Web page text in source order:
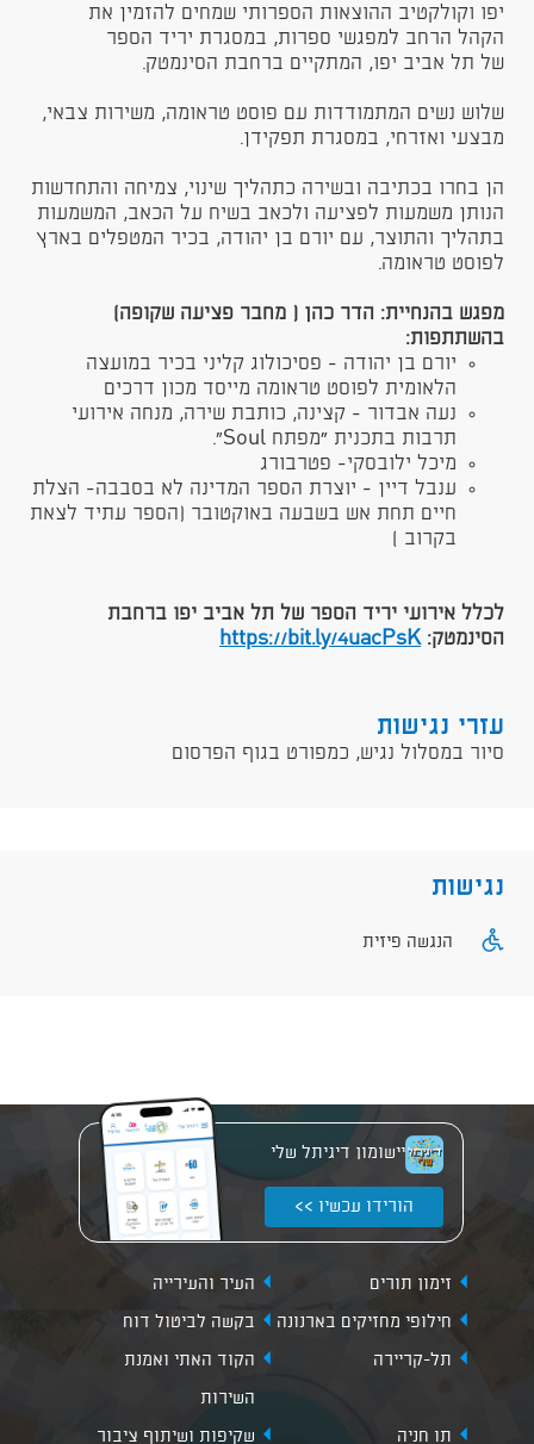
יפו וקולקטיב ההוצאות הספרותי שמחים להזמין את
הקהל הרחב למפגשי ספרות, במסגרת יריד הספר
של תל אביב יפו, המתקיים ברחבת הסינמטק.​
שלוש נשים המתמודדות עם פוסט טראומה, משירות צבאי,
מבצעי ואזרחי, במסגרת תפקידן.
הן בחרו בכתיבה ובשירה כתהליך שינוי, צמיחה והתחדשות
הנותן משמעות לפציעה ולכאב בשיח על הכאב, המשמעות
בתהליך והתוצר, עם יורם בן יהודה, בכיר המטפלים בארץ
לפוסט טראומה.
מפגש בהנחיית: הדר כהן ( מחבר פציעה שקופה)
בהשתתפות:
יורם בן יהודה - פסיכולוג קליני בכיר במועצה
הלאומית לפוסט טראומה מייסד מכון דרכים
נעה אבדור - קצינה, כותבת שירה, מנחה אירועי
תרבות בתכנית ״מפתח Soul".
מיכל ילובסקי- פטרבורג
ענבל דיין - יוצרת הספר המדינה לא בסבבה- הצלת
חיים תחת אש בשבעה באוקטובר (הספר עתיד לצאת
בקרוב )​
לכלל אירועי יריד הספר של תל אביב יפו ברחבת
הסינמטק:https://bit.ly/4uacPsK​
עזרי נגישות
סיור במסלול נגיש, כמפורט בגוף הפרסום
נגישות
הנגשה פיזית
יישומון דיגיתל שלי
הורידו עכשיו >>
זימון תורים
העיר והעירייה
חילופי מחזיקים בארנונה
בקשה לביטול דוח
תל-קריירה
הקוד האתי ואמנת
השירות
תו חניה
שקיפות ושיתוף ציבור